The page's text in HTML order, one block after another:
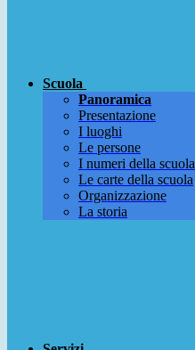
Scuola
Panoramica
Presentazione
I luoghi
Le persone
I numeri della scuola
Le carte della scuola
Organizzazione
La storia